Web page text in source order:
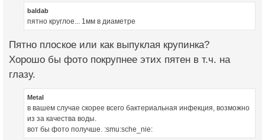
baldab
пятно круглое... 1мм в диаметре
Пятно плоское или как выпуклая крупинка?
Хорошо бы фото покрупнее этих пятен в т.ч. на
глазу.
Metal
в вашем случае скорее всего бактериальная инфекция, возможно
из за качества воды.
вот бы фото получше. :smu:sche_nie: